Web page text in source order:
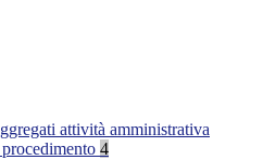
attività amministrativa
4